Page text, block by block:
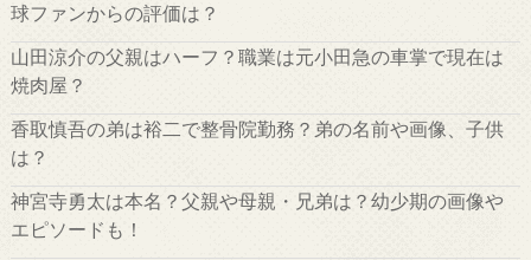
球ファンからの評価は？
山田涼介の父親はハーフ？職業は元小田急の車掌で現在は
焼肉屋？
香取慎吾の弟は裕二で整骨院勤務？弟の名前や画像、子供
は？
神宮寺勇太は本名？父親や母親・兄弟は？幼少期の画像や
エピソードも！